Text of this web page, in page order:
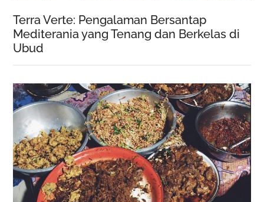
Terra Verte: Pengalaman Bersantap
Mediterania yang Tenang dan Berkelas di
Ubud